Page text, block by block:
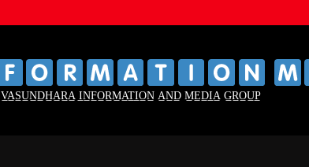
V̲A̲S̲U̲N̲D̲H̲A̲R̲A̲ I̲N̲F̲O̲R̲M̲A̲T̲I̲O̲N̲ A̲N̲D̲ M̲E̲D̲I̲A̲ G̲R̲O̲U̲P̲